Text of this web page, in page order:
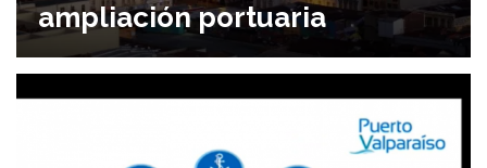
ampliación portuaria